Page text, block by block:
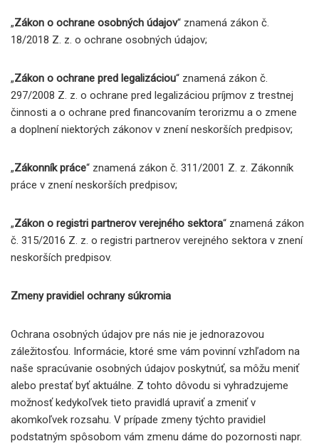
„Zákon o ochrane osobných údajov“ znamená zákon č.
18/2018 Z. z. o ochrane osobných údajov;
„Zákon o ochrane pred legalizáciou“ znamená zákon č.
297/2008 Z. z. o ochrane pred legalizáciou príjmov z trestnej
činnosti a o ochrane pred financovaním terorizmu a o zmene
a doplnení niektorých zákonov v znení neskorších predpisov;
„Zákonník práce“ znamená zákon č. 311/2001 Z. z. Zákonník
práce v znení neskorších predpisov;
„Zákon o registri partnerov verejného sektora“ znamená zákon
č. 315/2016 Z. z. o registri partnerov verejného sektora v znení
neskorších predpisov.
Zmeny pravidiel ochrany súkromia
Ochrana osobných údajov pre nás nie je jednorazovou
záležitosťou. Informácie, ktoré sme vám povinní vzhľadom na
naše spracúvanie osobných údajov poskytnúť, sa môžu meniť
alebo prestať byť aktuálne. Z tohto dôvodu si vyhradzujeme
možnosť kedykoľvek tieto pravidlá upraviť a zmeniť v
akomkoľvek rozsahu. V prípade zmeny týchto pravidiel
podstatným spôsobom vám zmenu dáme do pozornosti napr.